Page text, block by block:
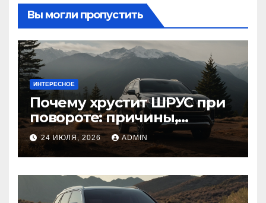
Вы могли пропустить
ИНТЕРЕСНОЕ
Почему хрустит ШРУС при
повороте: причины,
диагностика
24 ИЮЛЯ, 2026 ADMIN